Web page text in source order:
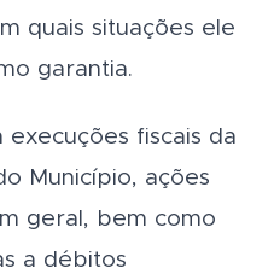
quais situações ele
garantia.
fiscais da
Município, ações
geral, bem como
a débitos